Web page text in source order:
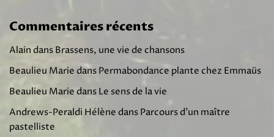
Commentaires récents
AlaindansBrassens, une vie de chansons
Beaulieu MariedansPermabondance plante chez Emmaüs
Beaulieu MariedansLe sens de la vie
Andrews-Peraldi HélènedansParcours d’un maître
pastelliste